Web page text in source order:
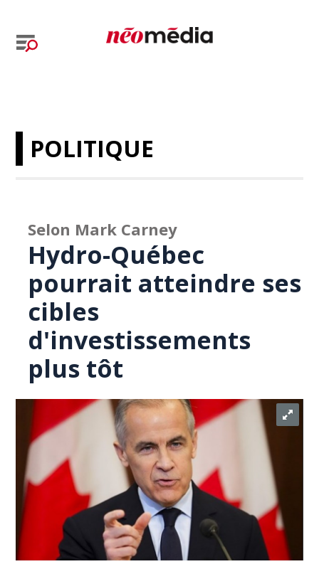
POLITIQUE
Selon Mark Carney
Hydro-Québec
pourrait atteindre ses
cibles
d'investissements
plus tôt